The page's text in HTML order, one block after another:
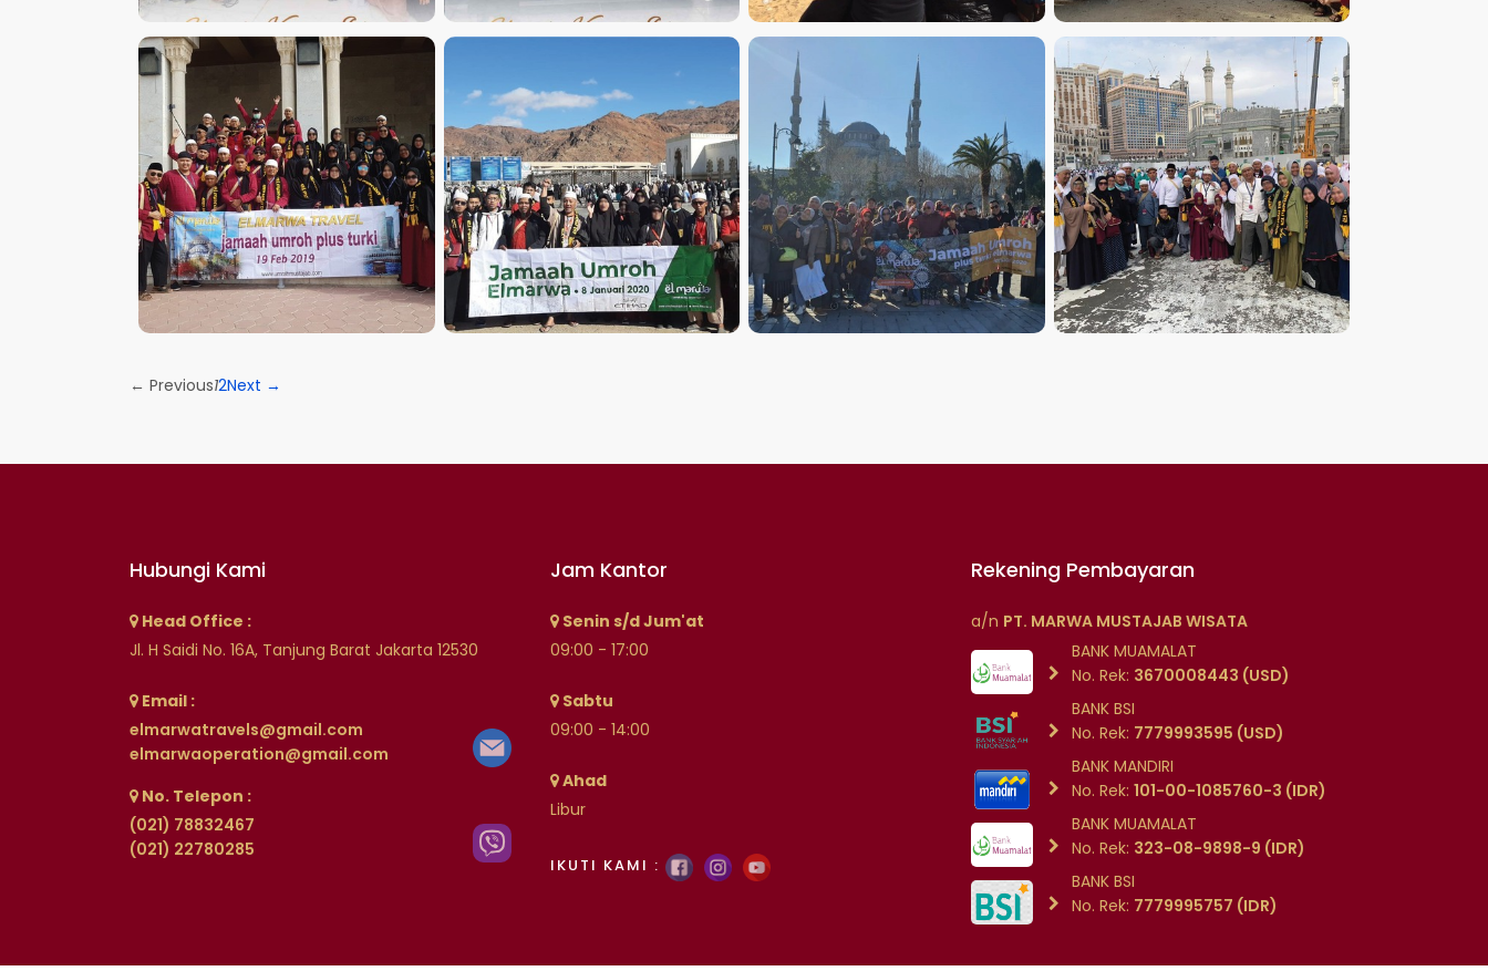
UMROH PLUS UMROH TURKI UMROH
← Previous12Next →
Hubungi Kami
Head Office :
Jl. H Saidi No. 16A, Tanjung Barat Jakarta 12530
Email :
elmarwatravels@gmail.com
elmarwaoperation@gmail.com
No. Telepon :
(021) 78832467
(021) 22780285
Jam Kantor
Senin s/d Jum'at
09:00 - 17:00
Sabtu
09:00 - 14:00
Ahad
Libur
IKUTI KAMI :
Rekening Pembayaran
a/n PT. MARWA MUSTAJAB WISATA
BANK MUAMALAT
No. Rek: 3670008443 (USD)
BANK BSI
No. Rek: 7779993595 (USD)
BANK MANDIRI
No. Rek: 101-00-1085760-3 (IDR)
BANK MUAMALAT
No. Rek: 323-08-9898-9 (IDR)
BANK BSI
No. Rek: 7779995757 (IDR)